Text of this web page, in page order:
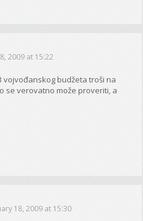
2009 at 15:22
vojvođanskog budžeta troši na
se verovatno može proveriti, a
18, 2009 at 15:30